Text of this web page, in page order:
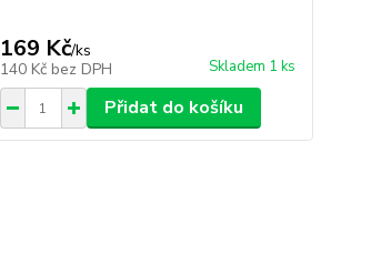
169 Kč/ks
140 Kč bez DPH Skladem 1 ks
Přidat do košíku